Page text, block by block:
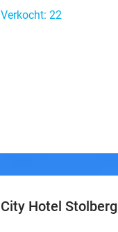
Verkocht: 22
City Hotel Stolberg